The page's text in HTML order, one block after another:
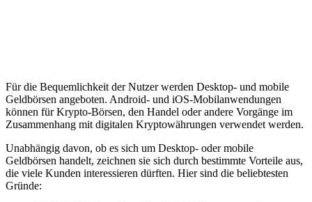
Für die Bequemlichkeit der Nutzer werden Desktop- und mobile
Geldbörsen angeboten. Android- und iOS-Mobilanwendungen
können für Krypto-Börsen, den Handel oder andere Vorgänge im
Zusammenhang mit digitalen Kryptowährungen verwendet werden.
Unabhängig davon, ob es sich um Desktop- oder mobile
Geldbörsen handelt, zeichnen sie sich durch bestimmte Vorteile aus,
die viele Kunden interessieren dürften. Hier sind die beliebtesten
Gründe: